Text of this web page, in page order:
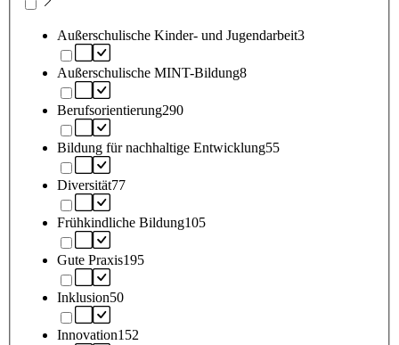
Außerschulische Kinder- und Jugendarbeit3
Außerschulische MINT-Bildung8
Berufsorientierung290
Bildung für nachhaltige Entwicklung55
Diversität77
Frühkindliche Bildung105
Gute Praxis195
Inklusion50
Innovation152